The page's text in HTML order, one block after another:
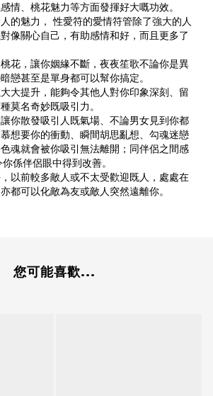
情、桃花魅力等方面發揮好大嘅功效。
的魅力， 性愛符的愛情符管除了強大的人
像關心自己，有助感情和好，而且更多了
花，讓你姻緣不斷，夜夜笙歌不論你是異
戀甚至是單身都可以幫你搞定。
大提升，能夠令其他人對你印象深刻、留
莫名奇妙既吸引力。
你散發吸引人既氣場、不論男女見到你都
想要你的衝動、瞬間胡思亂想、勾魂迷戀
魂就會被你吸引無法離開；同伴侶之間感
係伴侶眼中得到改善。
以前較多敵人或不太受歡迎既人，處處在
都可以化敵為友或敵人突然遠離你。
您可能喜歡...